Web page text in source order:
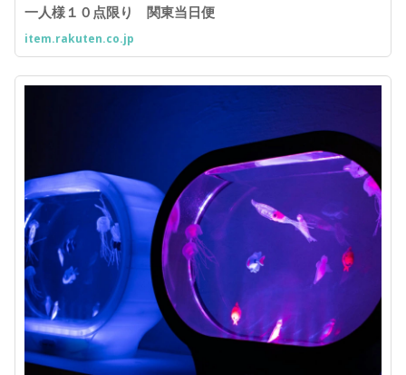
一人様１０点限り 関東当日便
item.rakuten.co.jp